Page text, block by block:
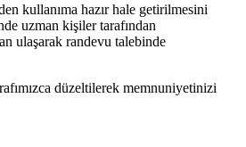
kullanıma hazır hale getirilmesini
uzman kişiler tarafından
ulaşarak randevu talebinde
düzeltilerek memnuniyetinizi